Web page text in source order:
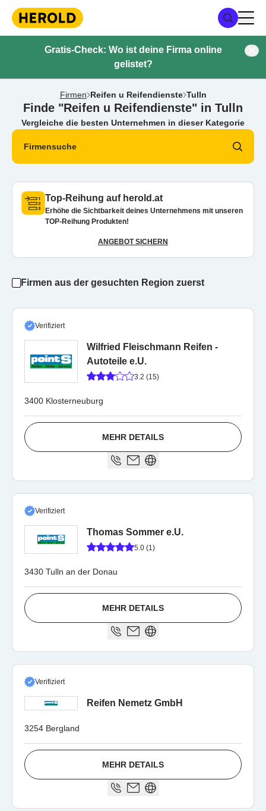
Gratis-Check: Wo ist deine Firma online
gelistet?
Firmen Reifen u Reifendienste Tulln
Finde "Reifen u Reifendienste" in Tulln
Vergleiche die besten Unternehmen in dieser Kategorie
Firmensuche
Top-Reihung auf herold.at
Erhöhe die Sichtbarkeit deines Unternehmens mit unseren
TOP-Reihung Produkten!
ANGEBOT SICHERN
Firmen aus der gesuchten Region zuerst
Verifiziert
Wilfried Fleischmann Reifen -
Autoteile e.U.
3.2 (15)
3400 Klosterneuburg
MEHR DETAILS
Verifiziert
Thomas Sommer e.U.
5.0 (1)
3430 Tulln an der Donau
MEHR DETAILS
Verifiziert
Reifen Nemetz GmbH
3254 Bergland
MEHR DETAILS